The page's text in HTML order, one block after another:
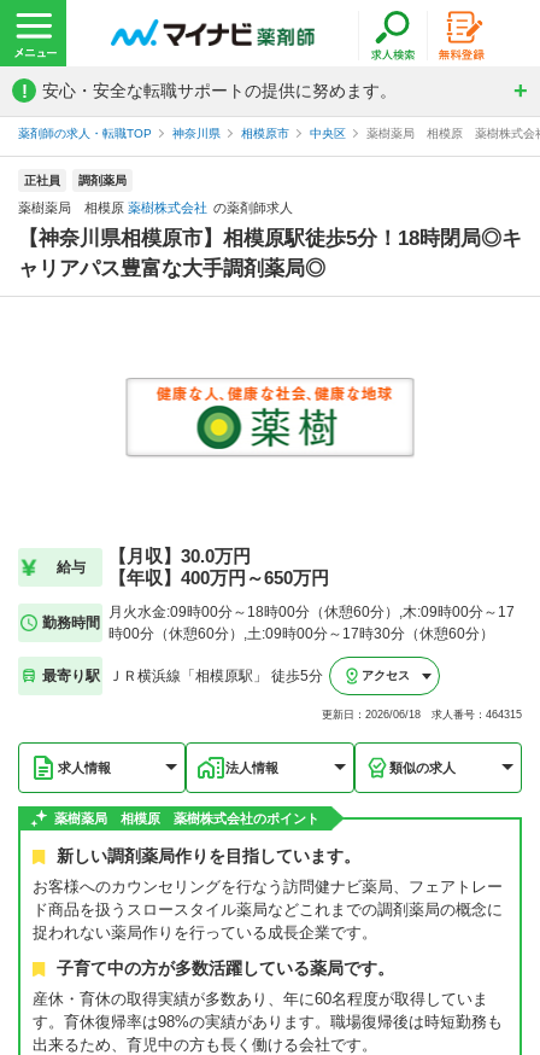
! 安心・安全な転職サポートの提供に努めます。
薬剤師の求人・転職TOP 神奈川県 相模原市 中央区 薬樹薬局 相模原 薬樹株式会
正社員 調剤薬局
薬樹薬局 相模原 薬樹株式会社 の薬剤師求人
【神奈川県相模原市】相模原駅徒歩5分！18時閉局◎キ
ャリアパス豊富な大手調剤薬局◎
給与
【月収】30.0万円
【年収】400万円～650万円
勤務時間
月火水金:09時00分～18時00分（休憩60分）,木:09時00分～17
時00分（休憩60分）,土:09時00分～17時30分（休憩60分）
最寄り駅 ＪＲ横浜線「相模原駅」 徒歩5分 アクセス
更新日：2026/06/18 求人番号：464315
求人情報 法人情報 類似の求人
薬樹薬局 相模原 薬樹株式会社のポイント
新しい調剤薬局作りを目指しています。
お客様へのカウンセリングを行なう訪問健ナビ薬局、フェアトレー
ド商品を扱うスロースタイル薬局などこれまでの調剤薬局の概念に
捉われない薬局作りを行っている成長企業です。
子育て中の方が多数活躍している薬局です。
産休・育休の取得実績が多数あり、年に60名程度が取得していま
す。育休復帰率は98%の実績があります。職場復帰後は時短勤務も
出来るため、育児中の方も長く働ける会社です。